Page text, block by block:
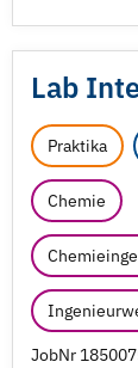
Lab
Praktika
Chemie
JobNr